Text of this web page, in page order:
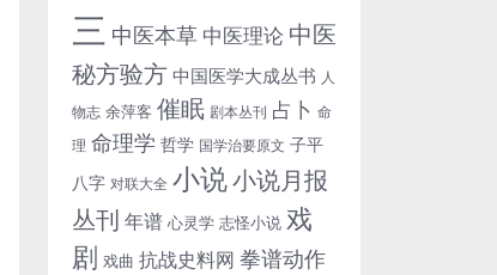
三 中医本草 中医理论 中医
秘方验方 中国医学大成丛书 人
物志 余萍客 催眠 剧本丛刊 占卜 命
理 命理学 哲学 国学治要原文 子平
八字 对联大全 小说小说月报
丛刊 年谱 心灵学 志怪小说 戏
剧 戏曲 抗战史料网 拳谱动作